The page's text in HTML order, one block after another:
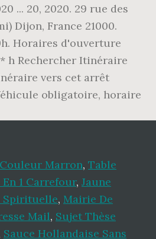
... 20, 2020. 29 rue des
Dijon, France 21000.
Horaires d'ouverture
h Rechercher Itinéraire
vers cet arrêt
obligatoire, horaire
Marron, Table
1 Carrefour, Jaune
Spirituelle, Mairie De
Mail, Sujet Thèse
Sauce Hollandaise Sans